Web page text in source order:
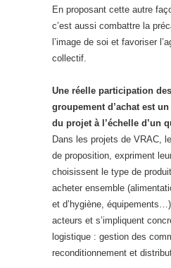
En proposant cette autre
c’est aussi combattre la
l’image de soi et favoriser
collectif.
Une réelle participation
groupement d’achat est
du projet à l’échelle d’un
Dans les projets de VRAC,
de proposition, expriment
choisissent le type de
acheter ensemble
et d’hygiène,
acteurs et s’impliquent
logistique : gestion des
reconditionnement et